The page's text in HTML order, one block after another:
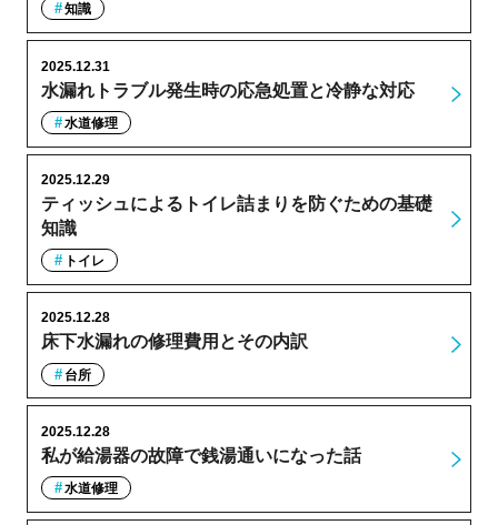
知識
水漏れトラブル発生時の応急処置と冷静な対応
2025.12.31
水道修理
ティッシュによるトイレ詰まりを防ぐための基礎
知識
2025.12.29
トイレ
床下水漏れの修理費用とその内訳
2025.12.28
台所
私が給湯器の故障で銭湯通いになった話
2025.12.28
水道修理